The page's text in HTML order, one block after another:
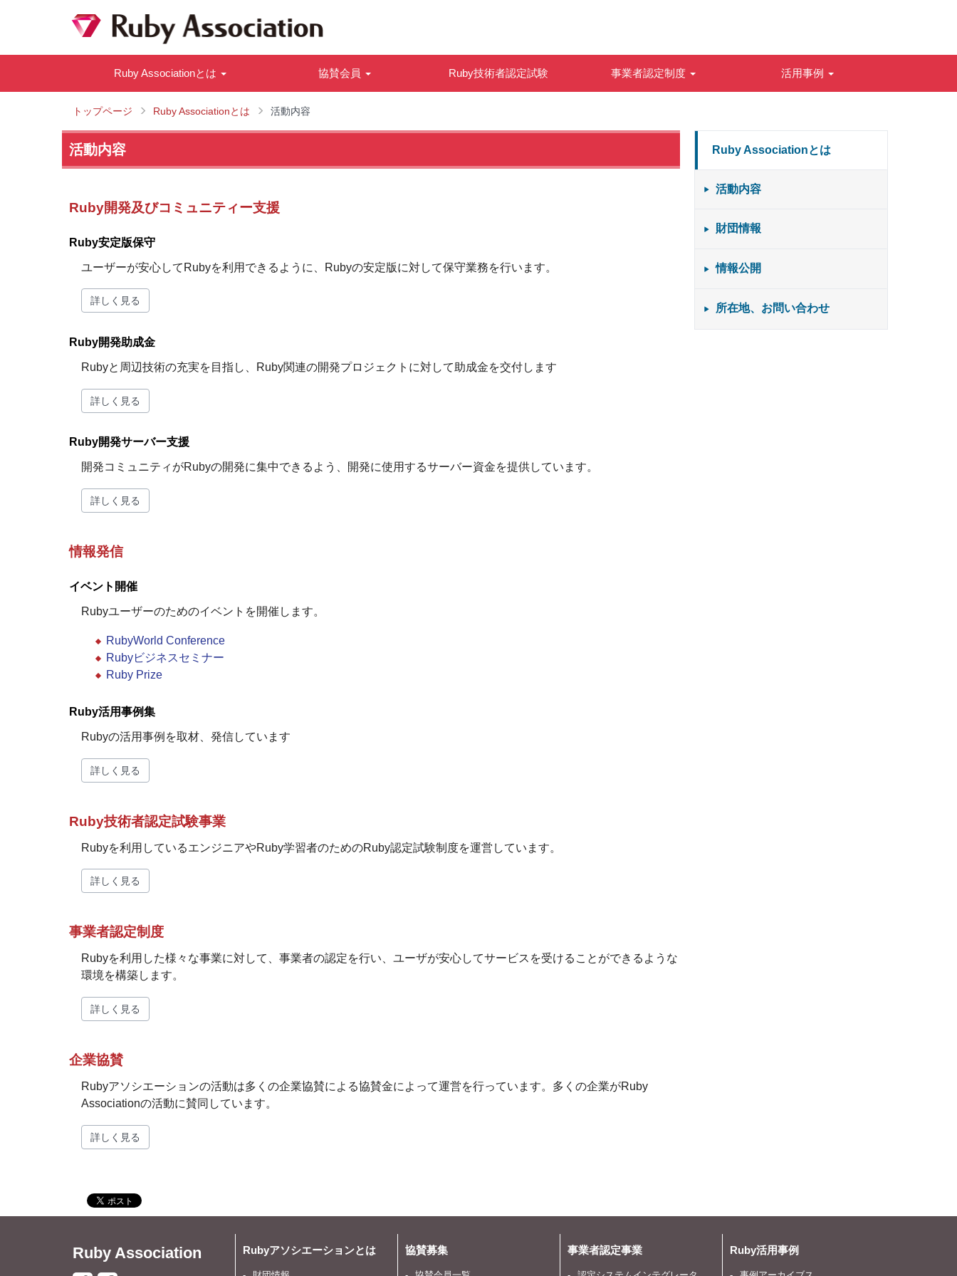
Ruby Associationとは 協賛会員 Ruby技術者認定試験 事業者認定制度 活用事例
トップページ Ruby Associationとは 活動内容
活動内容
Ruby開発及びコミュニティー支援
Ruby安定版保守
ユーザーが安心してRubyを利用できるように、Rubyの安定版に対して保守業務を行います。
詳しく見る
Ruby開発助成金
Rubyと周辺技術の充実を目指し、Ruby関連の開発プロジェクトに対して助成金を交付します
詳しく見る
Ruby開発サーバー支援
開発コミュニティがRubyの開発に集中できるよう、開発に使用するサーバー資金を提供しています。
詳しく見る
情報発信
イベント開催
Rubyユーザーのためのイベントを開催します。
RubyWorld Conference
Rubyビジネスセミナー
Ruby Prize
Ruby活用事例集
Rubyの活用事例を取材、発信しています
詳しく見る
Ruby技術者認定試験事業
Rubyを利用しているエンジニアやRuby学習者のためのRuby認定試験制度を運営しています。
詳しく見る
事業者認定制度
Rubyを利用した様々な事業に対して、事業者の認定を行い、ユーザが安心してサービスを受けることができるような
環境を構築します。
詳しく見る
企業協賛
Rubyアソシエーションの活動は多くの企業協賛による協賛金によって運営を行っています。多くの企業がRuby
Associationの活動に賛同しています。
詳しく見る
Ruby Associationとは
活動内容
財団情報
情報公開
所在地、お問い合わせ
Rubyアソシエーションとは 協賛募集 事業者認定事業 Ruby活用事例
Ruby Association